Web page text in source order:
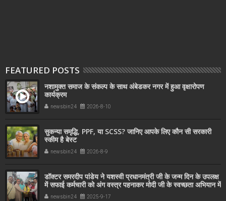
FEATURED POSTS
नशामुक्त समाज के संकल्प के साथ अंबेडकर नगर में हुआ वृक्षारोपण
कार्यक्रम
newsbin24 2026-8-10
सुकन्या समृद्धि, PPF, या SCSS? जानिए आपके लिए कौन सी सरकारी
स्कीम है बेस्ट
newsbin24 2026-8-9
डॉक्टर समरदीप पांडेय ने यशस्वी प्रधानमंत्री जी के जन्म दिन के उपलक्ष
में सफाई कर्मचारी को अंग वस्त्र पहनाकर मोदी जी के स्वच्छता अभियान में
सहयोग किया
newsbin24 2025-9-17